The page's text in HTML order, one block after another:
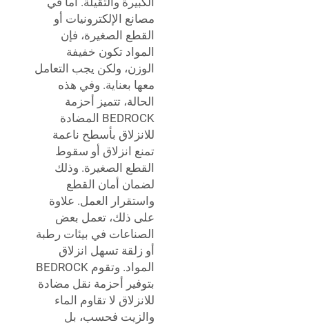
مصانع الإلكترونيات أو
القطع الصغيرة، فإن
المواد تكون خفيفة
الوزن، ولكن يجب التعامل
معها بعناية. وفي هذه
الحالة، تتميز أحزمة
BEDROCK المضادة
للانزلاق بأسطح ناعمة
تمنع انزلاق أو سقوط
القطع الصغيرة. وذلك
لضمان أمان القطع
واستقرار العمل. علاوة
على ذلك، تعمل بعض
الصناعات في بيئات رطبة
أو زلقة تسهل انزلاق
المواد. وتقوم BEDROCK
بتوفير أحزمة نقل مضادة
للانزلاق لا تقاوم الماء
والزيت فحسب، بل